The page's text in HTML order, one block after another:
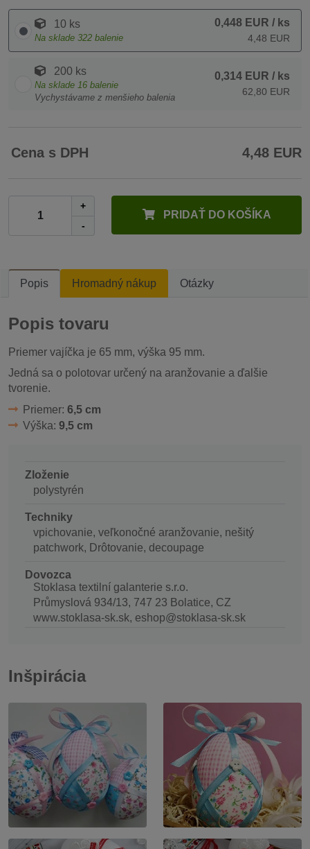
10 ks
Na sklade 322 balenie
0,448 EUR / ks
4,48 EUR
200 ks
Na sklade 16 balenie
Vychystávame z menšieho balenia
0,314 EUR / ks
62,80 EUR
Cena s DPH 4,48 EUR
+
-
PRIDAŤ DO KOŠÍKA
Popis Hromadný nákup Otázky
Popis tovaru
Priemer vajíčka je 65 mm, výška 95 mm.
Jedná sa o polotovar určený na aranžovanie a ďalšie
tvorenie.
Priemer: 6,5 cm
Výška: 9,5 cm
Zloženie
polystyrén
Techniky
vpichovanie, veľkonočné aranžovanie, nešitý
patchwork, Drôtovanie, decoupage
Dovozca
Stoklasa textilní galanterie s.r.o.
Průmyslová 934/13, 747 23 Bolatice, CZ
www.stoklasa-sk.sk, eshop@stoklasa-sk.sk
Inšpirácia